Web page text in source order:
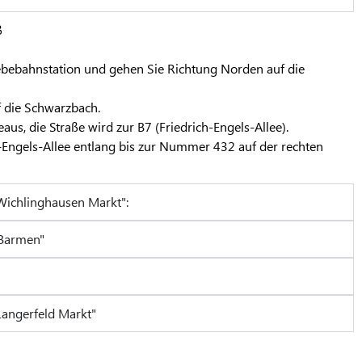
und gehen Sie Richtung Norden auf die
Schwarzbach.
die Straße wird zur B7 (Friedrich-Engels-Allee).
Allee entlang bis zur Nummer 432 auf der rechten
Markt":
Markt"